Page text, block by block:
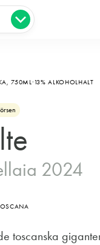
750ML 13% ALKOHOLHALT
2024
toscanska